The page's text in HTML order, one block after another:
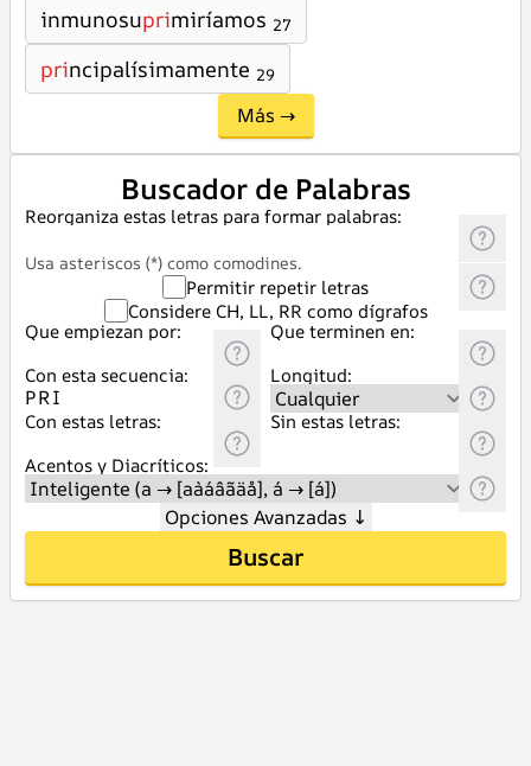
inmunosuprimiríamos 27
principalísimamente 29
Más →
Buscador de Palabras
Reorganiza estas letras para formar palabras:
Usa asteriscos (*) como comodines.
Permitir repetir letras
Considere CH, LL, RR como dígrafos
Que empiezan por:
Que terminen en:
Con esta secuencia:
Longitud:
Con estas letras:
Sin estas letras:
Acentos y Diacríticos:
Opciones Avanzadas ↓
Buscar